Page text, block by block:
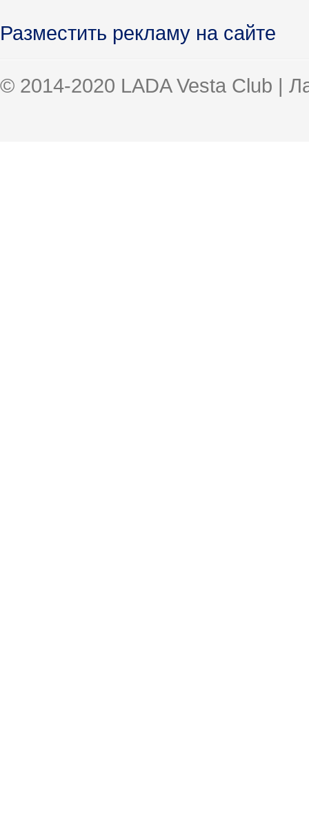
Разместить рекламу на сайте
© 2014-2020 LADA Vesta Club |